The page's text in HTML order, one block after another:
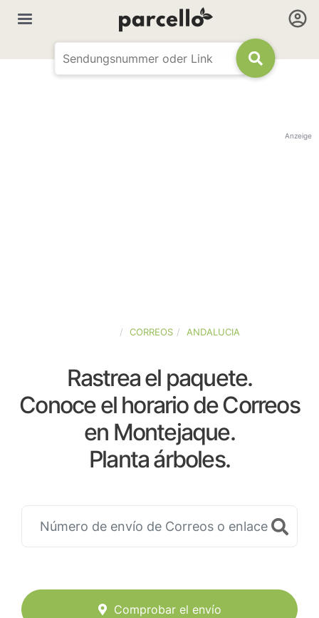
Anzeige
CORREOS ANDALUCIA
Rastrea el paquete.
Conoce el horario de Correos
en Montejaque.
Planta árboles.
Comprobar el envío